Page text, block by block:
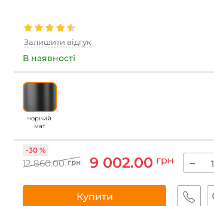
Залишити відгук
В наявності
чорний
мат
12 860.00 грн 9 002.00 грн
-30 %
−
Купити